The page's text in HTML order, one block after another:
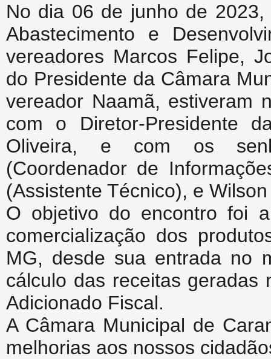
No dia 06 de junho de
Abastecimento e
vereadores Marcos Felipe,
do Presidente da Câmara
vereador Naamã, estiveram
com o Diretor-Presidente
Oliveira, e com os
(Coordenador de
(Assistente Técnico), e
O objetivo do encontro foi
comercialização dos
MG, desde sua entrada no
cálculo das receitas
Adicionado Fiscal.
A Câmara Municipal de
melhorias aos nossos